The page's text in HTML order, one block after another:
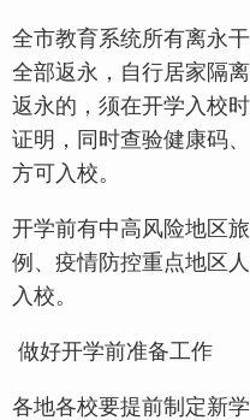
全市教育系统所有离永
全部返永，自行居家隔
返永的，须在开学入校
证明，同时查验健康码
方可入校。
开学前有中高风险地区
例、疫情防控重点地区
入校。
做好开学前准备工作
各地各校要提前制定新